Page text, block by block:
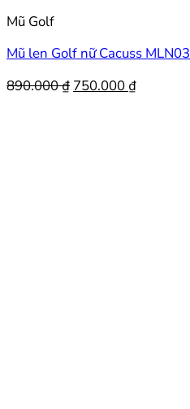
Mũ Golf
Mũ len Golf nữ Cacuss MLN03
890.000₫ Giá
750.000 ₫Giá